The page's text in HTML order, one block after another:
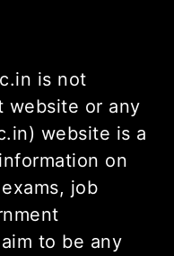
is not
website or any
website is a
on
job
to be any